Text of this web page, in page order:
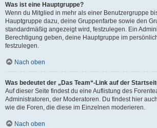
Was ist eine Hauptgruppe?
Wenn du Mitglied in mehr als einer Benutzergruppe
Hauptgruppe dazu, deine Gruppenfarbe sowie den
standardmäßig angezeigt wird, festzulegen. Ein
Berechtigung geben, deine Hauptgruppe im
festzulegen.
Nach oben
Was bedeutet der „Das Team“-Link auf der
Auf dieser Seite findest du eine Auflistung des
Administratoren, der Moderatoren. Du findest hier
wie die Foren, die diese im Einzelnen moderieren.
Nach oben